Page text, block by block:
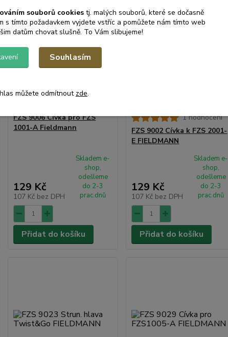
FZS 9006 Cívka pro FZS
1001-A Fieldmann
129 Kč
107 Kč bez DPH
Skladem e-
shop,
odešleme
do 2-3
prac.dnů
Přidat do košíku
1 hodnocení
FZS 9002 Cívka k FZS 2001-
E FIELDMANN
129 Kč
107 Kč bez DPH
Skladem e-
shop,
odešleme
do 2-3
prac.dnů
Přidat do košíku
souborů cookies tj. malých souborů, které se dočasně
s tímto požadavkem vyjdete vstříc a pomůžete nám tímto web
datům chovat slušně. To Vám slibujeme!
Souhlasím
můžete odmítnout zde.